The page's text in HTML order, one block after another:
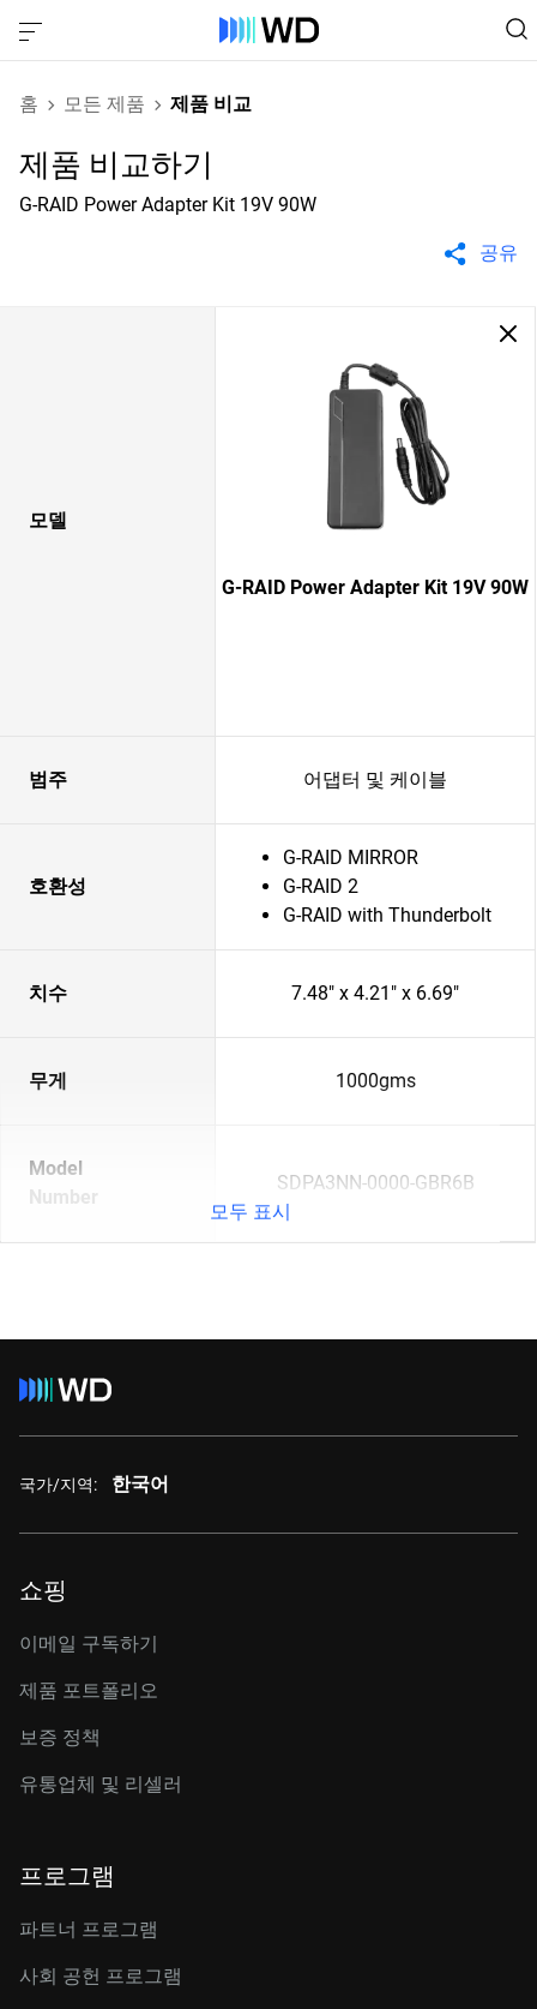
홈 모든 제품 제품 비교
제품 비교하기
G-RAID Power Adapter Kit 19V 90W
공유
모델
G-RAID Power Adapter Kit 19V 90W
범주 어댑터 및 케이블
호환성
G-RAID MIRROR
G-RAID 2
G-RAID with Thunderbolt
치수 7.48" x 4.21" x 6.69"
무게 1000gms
Model
Number
SDPA3NN-0000-GBR6B
모두 표시
국가/지역: 한국어
쇼핑
이메일 구독하기
제품 포트폴리오
보증 정책
유통업체 및 리셀러
프로그램
파트너 프로그램
사회 공헌 프로그램